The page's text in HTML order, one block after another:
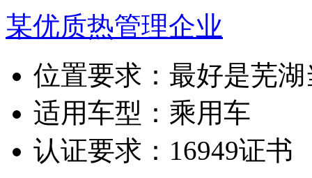
某优质热管理企业
位置要求： 最好是芜
适用车型： 乘用车
认证要求： 16949证书